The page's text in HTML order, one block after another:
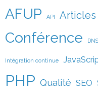
AFUP API Articles
Conférence DNS
Intégration continue
PHP Qualité SEO